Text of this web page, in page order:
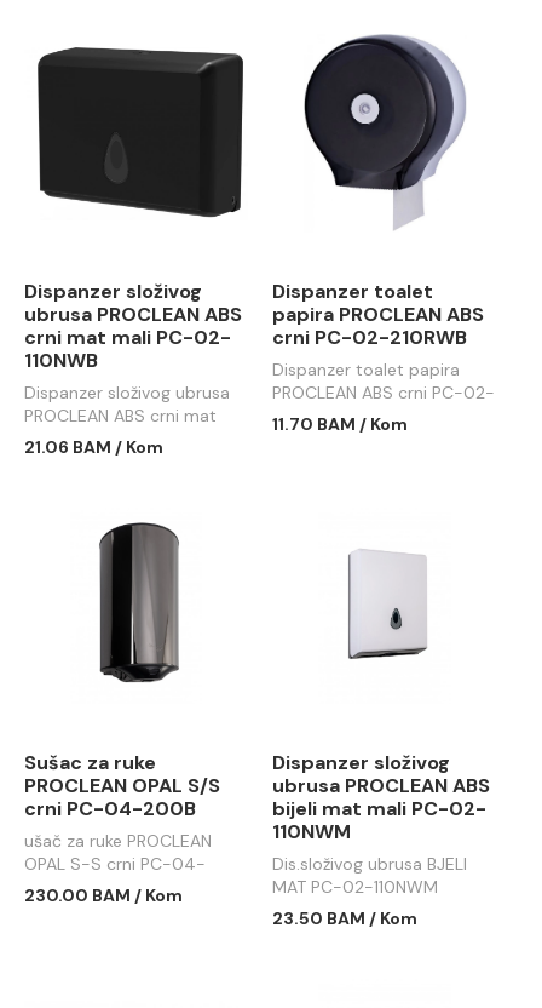
Dispanzer složivog
ubrusa PROCLEAN ABS
crni mat mali PC-02-
110NWB
Dispanzer složivog ubrusa
PROCLEAN ABS crni mat
mali PC-02-110NWB
21.06 BAM / Kom
Dispanzer toalet
papira PROCLEAN ABS
crni PC-02-210RWB
Dispanzer toalet papira
PROCLEAN ABS crni PC-02-
210RWB
11.70 BAM / Kom
Sušac za ruke
PROCLEAN OPAL S/S
crni PC-04-200B
ušač za ruke PROCLEAN
OPAL S-S crni PC-04-
200B
230.00 BAM / Kom
Dispanzer složivog
ubrusa PROCLEAN ABS
bijeli mat mali PC-02-
110NWM
Dis.složivog ubrusa BJELI
MAT PC-02-110NWM
23.50 BAM / Kom